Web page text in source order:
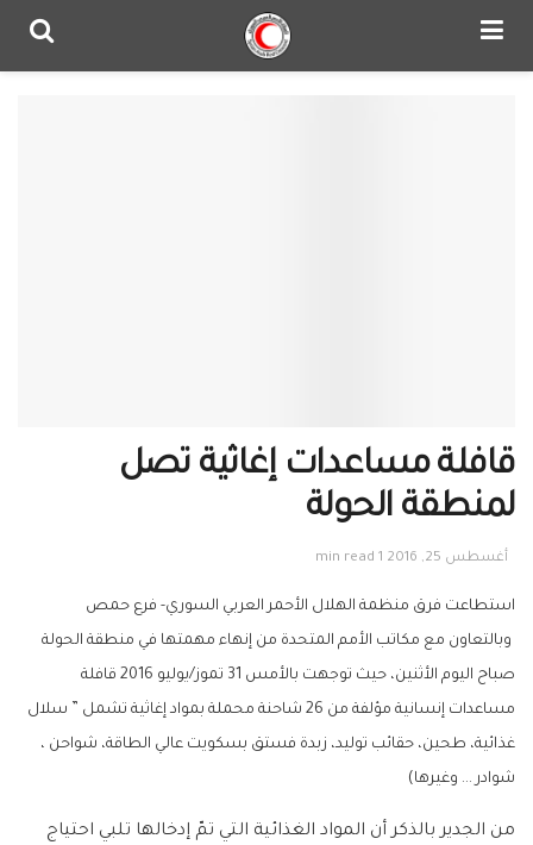
قافلة مساعدات إغاثية تصل
لمنطقة الحولة
أغسطس 25, 2016 1 min read
استطاعت فرق منظمة الهلال الأحمر العربي السوري- فرع حمص
وبالتعاون مع مكاتب الأمم المتحدة من إنهاء مهمتها في منطقة الحولة
صباح اليوم الأثنين، حيث توجهت بالأمس 31 تموز/يوليو 2016 قافلة
مساعدات إنسانية مؤلفة من 26 شاحنة محملة بمواد إغاثية تشمل ” سلال
غذائية، طحين، حقائب توليد، زبدة فستق بسكويت عالي الطاقة، شواحن ،
شوادر … وغيرها)
من الجدير بالذكر أن المواد الغذائية التي تمّ إدخالها تلبي احتياج